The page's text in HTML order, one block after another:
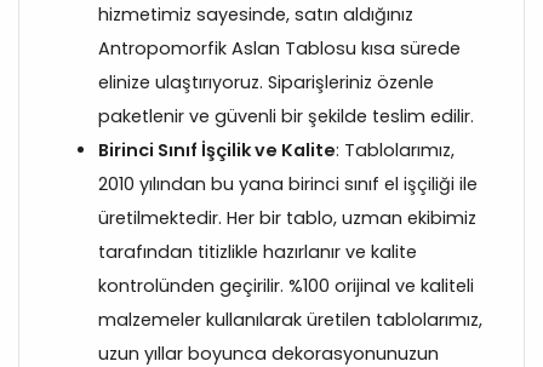
hizmetimiz sayesinde, satın aldığınız
Antropomorfik Aslan Tablosu kısa sürede
elinize ulaştırıyoruz. Siparişleriniz özenle
paketlenir ve güvenli bir şekilde teslim edilir.
Birinci Sınıf İşçilik ve Kalite: Tablolarımız,
2010 yılından bu yana birinci sınıf el işçiliği ile
üretilmektedir. Her bir tablo, uzman ekibimiz
tarafından titizlikle hazırlanır ve kalite
kontrolünden geçirilir. %100 orijinal ve kaliteli
malzemeler kullanılarak üretilen tablolarımız,
uzun yıllar boyunca dekorasyonunuzun